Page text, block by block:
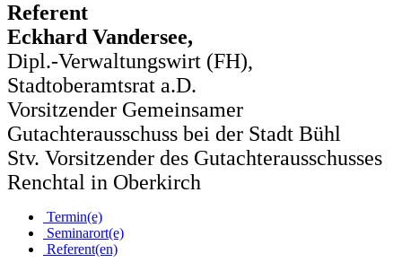
Referent
Eckhard Vandersee,
Dipl.-Verwaltungswirt (FH),
Stadtoberamtsrat a.D.
Vorsitzender Gemeinsamer
Gutachterausschuss bei der Stadt Bühl
Stv. Vorsitzender des Gutachterausschusses
Renchtal in Oberkirch
Termin(e)
Seminarort(e)
Referent(en)